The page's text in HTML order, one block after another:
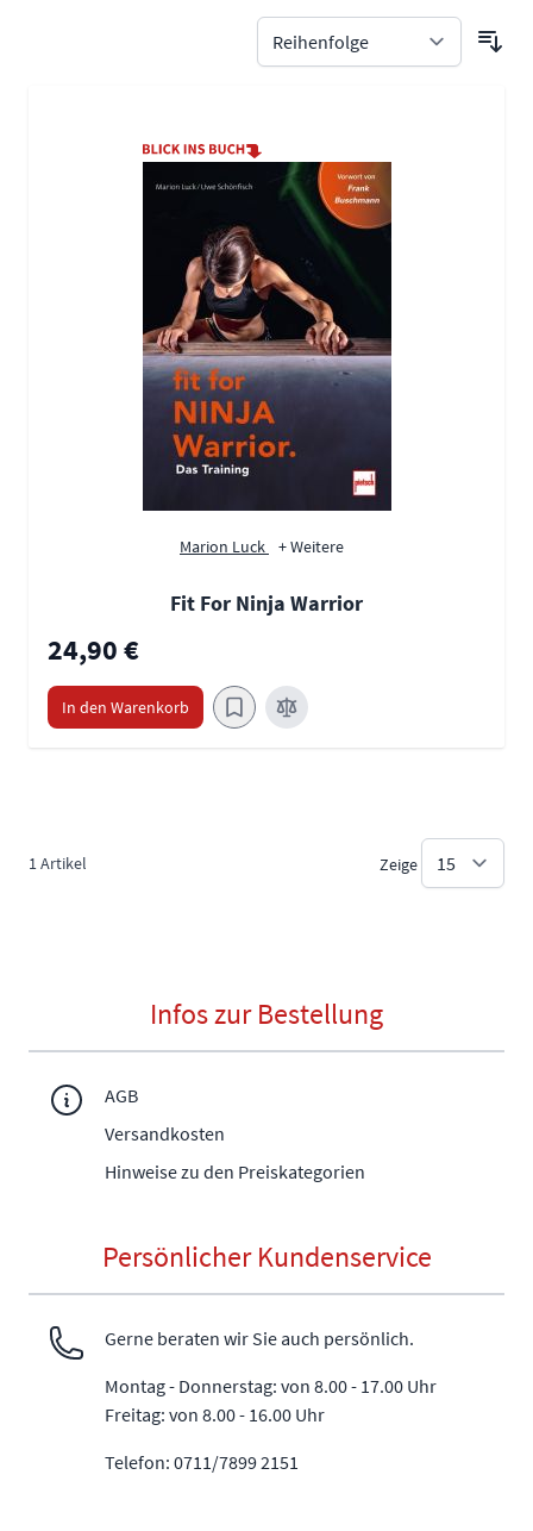
Marion Luck + Weitere
Fit For Ninja Warrior
24,90 €
In den Warenkorb
1Artikel Zeige
Infos zur Bestellung
AGB
Versandkosten
Hinweise zu den Preiskategorien
Persönlicher Kundenservice
Gerne beraten wir Sie auch persönlich.
Montag - Donnerstag: von 8.00 - 17.00 Uhr
Freitag: von 8.00 - 16.00 Uhr
Telefon: 0711/7899 2151